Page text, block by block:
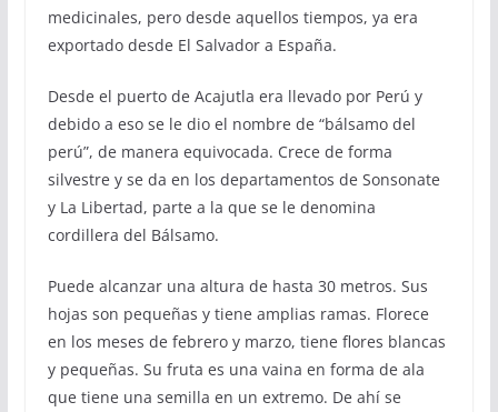
medicinales, pero desde aquellos tiempos, ya era
exportado desde El Salvador a España.
Desde el puerto de Acajutla era llevado por Perú y
debido a eso se le dio el nombre de “bálsamo del
perú”, de manera equivocada. Crece de forma
silvestre y se da en los departamentos de Sonsonate
y La Libertad, parte a la que se le denomina
cordillera del Bálsamo.
Puede alcanzar una altura de hasta 30 metros. Sus
hojas son pequeñas y tiene amplias ramas. Florece
en los meses de febrero y marzo, tiene flores blancas
y pequeñas. Su fruta es una vaina en forma de ala
que tiene una semilla en un extremo. De ahí se